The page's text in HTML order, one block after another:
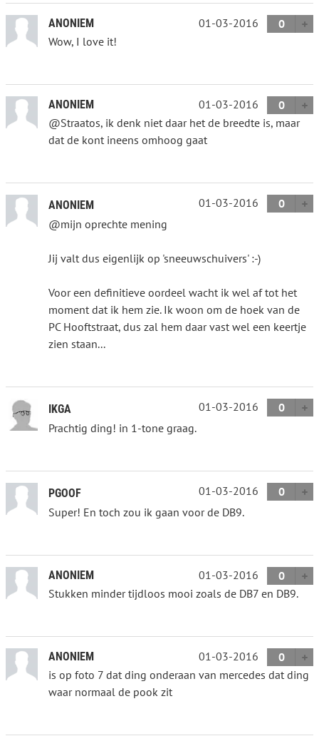
ANONIEM 01-03-2016
0
Wow, I love it!
ANONIEM 01-03-2016
0
@Straatos, ik denk niet daar het de breedte is, maar
dat de kont ineens omhoog gaat
ANONIEM 01-03-2016
0
@mijn oprechte mening
Jij valt dus eigenlijk op 'sneeuwschuivers' :-)
Voor een definitieve oordeel wacht ik wel af tot het
moment dat ik hem zie. Ik woon om de hoek van de
PC Hooftstraat, dus zal hem daar vast wel een keertje
zien staan...
IKGA 01-03-2016
0
Prachtig ding! in 1-tone graag.
PGOOF 01-03-2016
0
Super! En toch zou ik gaan voor de DB9.
ANONIEM 01-03-2016
0
Stukken minder tijdloos mooi zoals de DB7 en DB9.
ANONIEM 01-03-2016
0
is op foto 7 dat ding onderaan van mercedes dat ding
waar normaal de pook zit